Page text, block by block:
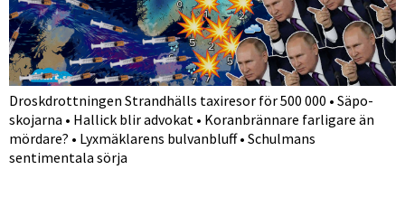
Droskdrottningen Strandhälls taxiresor för 500 000 • Säpo-
skojarna • Hallick blir advokat • Koranbrännare farligare än
mördare? • Lyxmäklarens bulvanbluff • Schulmans
sentimentala sörja